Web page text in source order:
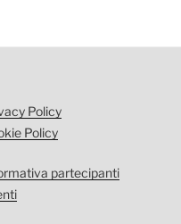
Policy
Policy
partecipanti